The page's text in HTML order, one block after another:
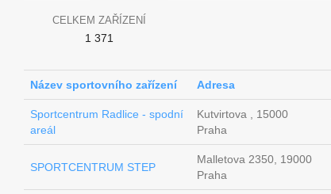
CELKEM ZAŘÍZENÍ
1 371
Název sportovního zařízení Adresa
Sportcentrum Radlice - spodní
areál
Kutvirtova , 15000
Praha
SPORTCENTRUM STEP
Malletova 2350, 19000
Praha